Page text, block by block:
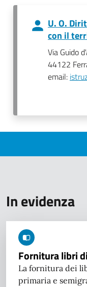
U. O.
con il
Via Guido
44122
email:
In evidenza
Fornitura libri
La fornitura dei
primaria e